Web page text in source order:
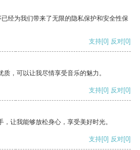
经为我们带来了无限的隐私保护和安全性保
支持[0] 反对[0]
，可以让我尽情享受音乐的魅力。
支持[0] 反对[0]
让我能够放松身心，享受美好时光。
支持[0] 反对[0]